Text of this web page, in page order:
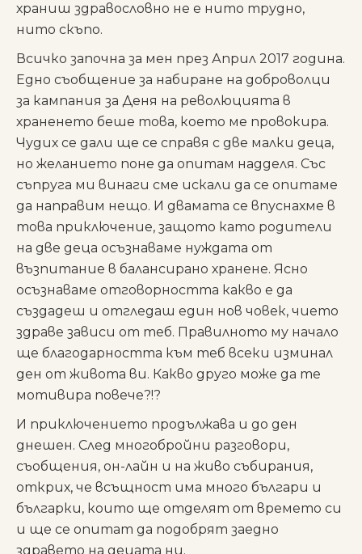
храниш здравословно не е нито трудно,
нито скъпо.
Всичко започна за мен през Април 2017 година.
Едно съобщение за набиране на доброволци
за кампания за Деня на революцията в
храненето беше това, което ме провокира.
Чудих се дали ще се справя с две малки деца,
но желанието поне да опитам надделя. Със
съпруга ми винаги сме искали да се опитаме
да направим нещо. И двамата се впуснахме в
това приключение, защото като родители
на две деца осъзнаваме нуждата от
възпитание в балансирано хранене. Ясно
осъзнаваме отговорността какво е да
създадеш и отгледаш един нов човек, чието
здраве зависи от теб. Правилното му начало
ще благодарността към теб всеки изминал
ден от живота ви. Какво друго може да те
мотивира повече?!?
И приключението продължава и до ден
днешен. След многобройни разговори,
съобщения, он-лайн и на живо събирания,
открих, че всъщност има много българи и
българки, които ще отделят от времето си
и ще се опитат да подобрят заедно
здравето на децата ни.